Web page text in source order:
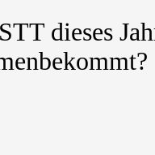
dieses